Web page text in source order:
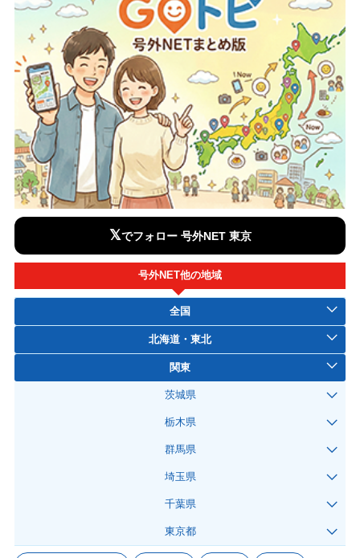
𝕏でフォロー 号外NET 東京
号外NET他の地域
全国
北海道・東北
関東
茨城県
栃木県
群馬県
埼玉県
千葉県
東京都